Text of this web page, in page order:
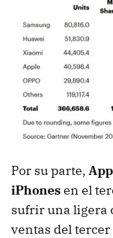
Por su parte,
iPhonesen el
sufrir una ligera
ventas del